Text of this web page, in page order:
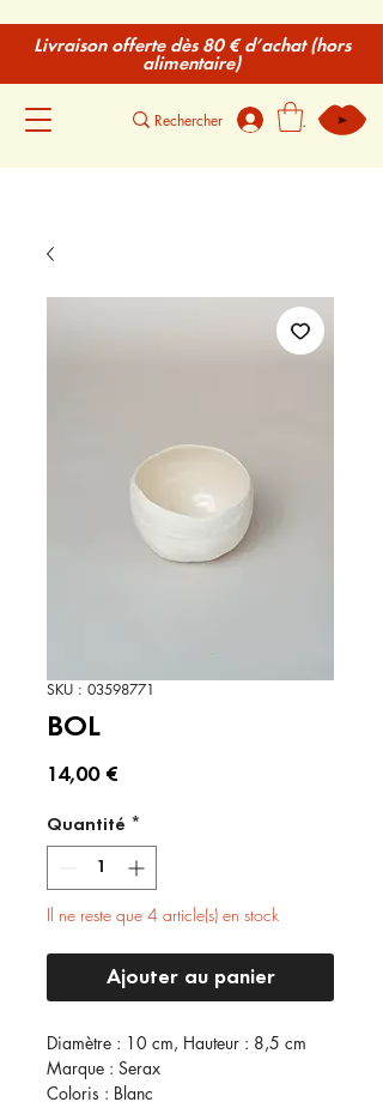
.
Livraison offerte dès 80 € d’achat (hors
alimentaire)
SKU : 03598771
BOL
14,00 €
Quantité *
Il ne reste que 4 article(s) en stock
Ajouter au panier
Diamètre : 10 cm, Hauteur : 8,5 cm
Marque : Serax
Coloris : Blanc